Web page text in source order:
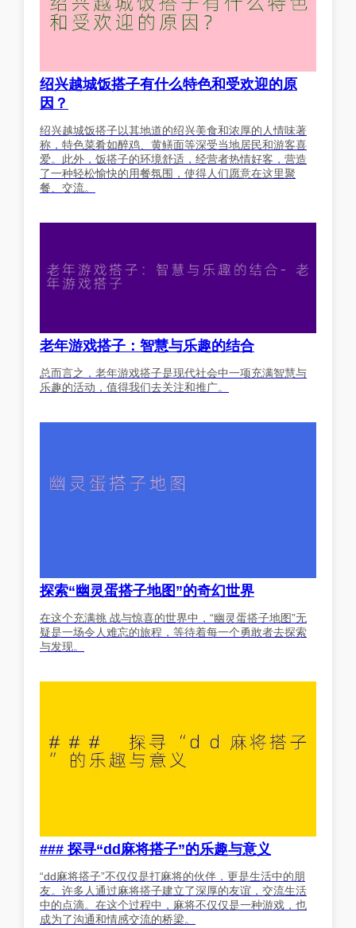
绍兴越城饭搭子有什么特色和受欢迎的原
因？
绍兴越城饭搭子以其地道的绍兴美食和浓厚的人情味著
称，特色菜肴如醉鸡、黄鳝面等深受当地居民和游客喜
爱。此外，饭搭子的环境舒适，经营者热情好客，营造
了一种轻松愉快的用餐氛围，使得人们愿意在这里聚
餐、交流。
老年游戏搭子：智慧与乐趣的结合
总而言之，老年游戏搭子是现代社会中一项充满智慧与
乐趣的活动，值得我们去关注和推广。
探索“幽灵蛋搭子地图”的奇幻世界
在这个充满挑 战与惊喜的世界中，“幽灵蛋搭子地图”无
疑是一场令人难忘的旅程，等待着每一个勇敢者去探索
与发现。
### 探寻“dd麻将搭子”的乐趣与意义
“dd麻将搭子”不仅仅是打麻将的伙伴，更是生活中的朋
友。许多人通过麻将搭子建立了深厚的友谊，交流生活
中的点滴。在这个过程中，麻将不仅仅是一种游戏，也
成为了沟通和情感交流的桥梁。